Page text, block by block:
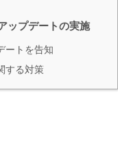
ップデートの実施
ートを告知
する対策